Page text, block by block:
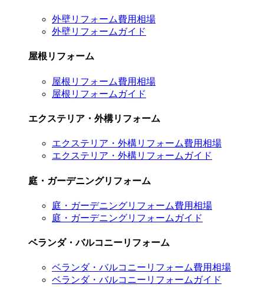
外壁リフォーム費用相場
外壁リフォームガイド
屋根リフォーム
屋根リフォーム費用相場
屋根リフォームガイド
エクステリア・外構リフォーム
エクステリア・外構リフォーム費用相場
エクステリア・外構リフォームガイド
庭・ガーデニングリフォーム
庭・ガーデニングリフォーム費用相場
庭・ガーデニングリフォームガイド
ベランダ・バルコニーリフォーム
ベランダ・バルコニーリフォーム費用相場
ベランダ・バルコニーリフォームガイド